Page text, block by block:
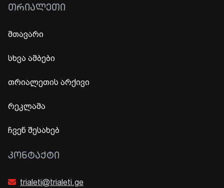
ᲗᲠᲘᲐᲚᲔᲗᲘ
მთავარი
სხვა ამბები
თრიალეთის არქივი
რეკლამა
ჩვენ შესახებ
ᲙᲝᲜᲢᲐᲥᲢᲘ
trialeti@trialeti.ge